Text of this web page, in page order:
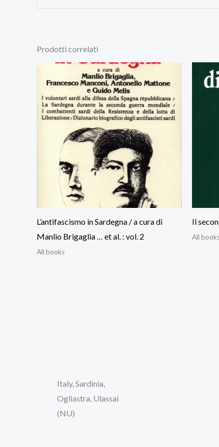
Prodotti correlati
L’antifascismo in Sardegna / a cura di
Manlio Brigaglia … et al. : vol. 2
All books
Il
All
Italy, Sardinia,
Ogliastra, Ulassai
(NU)